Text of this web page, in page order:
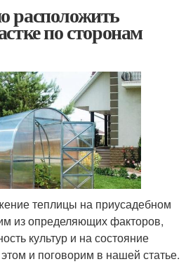
расположить
по сторонам
теплицы на приусадебном
из определяющих факторов,
культур и на состояние
и поговорим в нашей статье.